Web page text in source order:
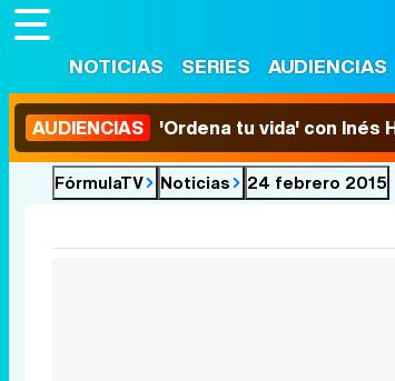
NOTICIAS SERIES AUDIENCIAS
AUDIENCIAS 'Ordena tu vida' con Inés
FórmulaTV Noticias 24 febrero 2015